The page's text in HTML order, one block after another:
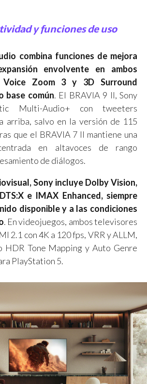
y funciones de uso
combina funciones de mejora
envolvente en ambos
Voice Zoom 3 y 3D Surround
base común. El BRAVIA 9 II, Sony
Multi-Audio+ con tweeters
arriba, salvo en la versión de 115
que el BRAVIA 7 II mantiene una
en altavoces de rango
de diálogos.
Sony incluye Dolby Vision,
e IMAX Enhanced, siempre
disponible y a las condiciones
. En videojuegos, ambos televisores
2.1 con 4K a 120 fps, VRR y ALLM,
HDR Tone Mapping y Auto Genre
PlayStation 5.